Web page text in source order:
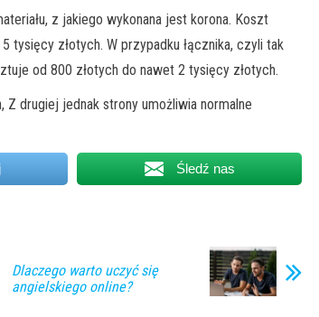
z jakiego wykonana jest korona. Koszt
złotych. W przypadku łącznika, czyli tak
od 800 złotych do nawet 2 tysięcy złotych.
drugiej jednak strony umożliwia normalne
Śledź nas
Dlaczego warto uczyć się
angielskiego online?